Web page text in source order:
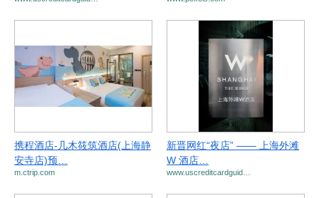
携程酒店-几木筱筑酒店(上海静
安寺店)预…
m.ctrip.com
新晋网红“夜店” —— 上海外滩
W 酒店…
www.uscreditcardguid…